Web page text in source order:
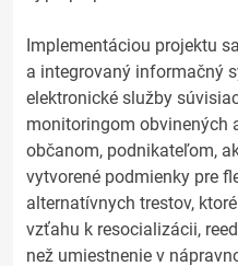
Implementáciou projektu
a integrovaný informačný
elektronické služby
monitoringom obvinených
občanom, podnikateľom,
vytvorené podmienky pre
alternatívnych trestov,
vzťahu k resocializácii,
než umiestnenie v